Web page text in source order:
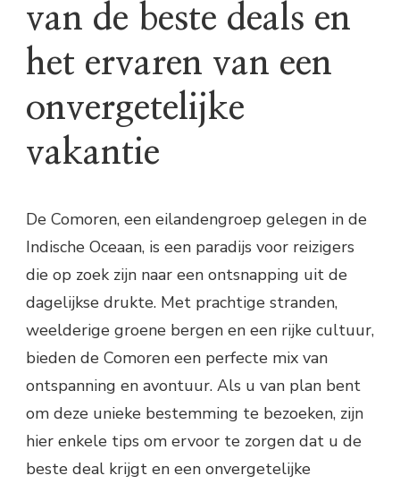
van de beste deals en
het ervaren van een
onvergetelijke
vakantie
De Comoren, een eilandengroep gelegen in de
Indische Oceaan, is een paradijs voor reizigers
die op zoek zijn naar een ontsnapping uit de
dagelijkse drukte. Met prachtige stranden,
weelderige groene bergen en een rijke cultuur,
bieden de Comoren een perfecte mix van
ontspanning en avontuur. Als u van plan bent
om deze unieke bestemming te bezoeken, zijn
hier enkele tips om ervoor te zorgen dat u de
beste deal krijgt en een onvergetelijke